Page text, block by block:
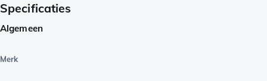
Specificaties
Algemeen
Merk